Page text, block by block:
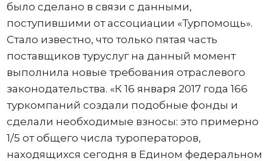
было сделано в связи с данными,
поступившими от ассоциации «Турпомощь».
Стало известно, что только пятая часть
поставщиков туруслуг на данный момент
выполнила новые требования отраслевого
законодательства. «К 16 января 2017 года 166
туркомпаний создали подобные фонды и
сделали необходимые взносы: это примерно
1/5 от общего числа туроператоров,
находящихся сегодня в Едином федеральном